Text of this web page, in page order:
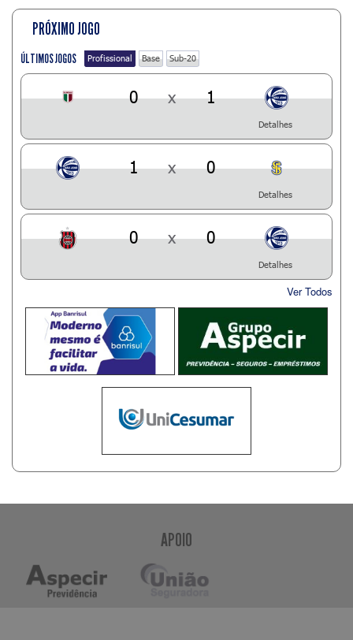
PRÓXIMO JOGO
ÚLTIMOS JOGOS Profissional Base Sub-20
0 x 1
Detalhes
1 x 0
Detalhes
0 x 0
Detalhes
Ver Todos
APOIO